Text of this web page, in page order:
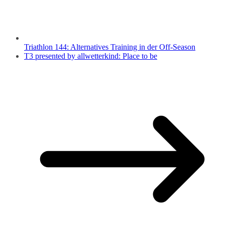
Triathlon 144: Alternatives Training in der Off-Season
T3 presented by allwetterkind: Place to be